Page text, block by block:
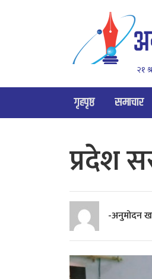
२१
गृहपृष्ठ समाचार
प्रदेश
-अनुमोदन